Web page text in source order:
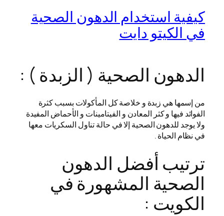
كيفية استخدام الدهون الصحية
في الكيتو دايت
الدهون الصحية ( الزبدة ) :
من إسمها هي زبدة و خلاصة كل المأكولات بسبب كثرة
الفوائد فيها و كثر المعادن و الفيتامينات و الأحماض المفيدة
ولا يوجد للدهون الصحية إلا في حالة تناول السكريات معها
في نظام الحياة .
ترتيب أفضل الدهون
الصحية المشهورة في
الكويت :